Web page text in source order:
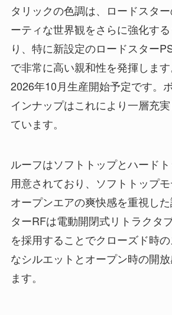
タリックの色調は、ロードスタ
ーティな世界観をさらに強化す
り、特に新設定のロードスター
で非常に高い親和性を発揮しま
2026年10月生産開始予定です。
インナップはこれにより一層充
ています。
ルーフはソフトトップとハード
用意されており、ソフトトップ
オープンエアの爽快感を重視し
ターRFは電動開閉式リトラクタ
を採用することでクローズド時
なシルエットとオープン時の開
ます。